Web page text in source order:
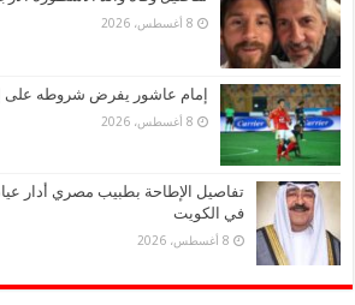
8 أغسطس، 2026
إمام عاشور يفرض شروطه على
8 أغسطس، 2026
تفاصيل الإطاحة بطبيب مصري أدار
في الكويت
8 أغسطس، 2026